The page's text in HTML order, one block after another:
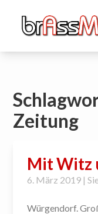
Zeitung
Mit Witz
6. März 2019 |
Würgendorf.